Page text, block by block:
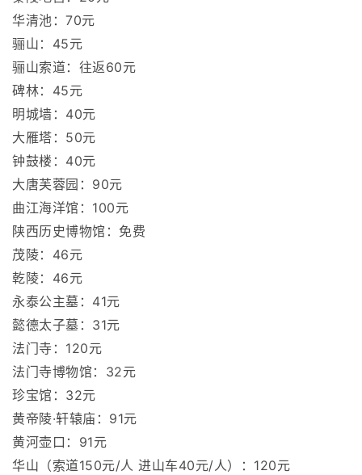
华清池：70元
骊山：45元
骊山索道：往返60元
碑林：45元
明城墙：40元
大雁塔：50元
钟鼓楼：40元
大唐芙蓉园：90元
曲江海洋馆：100元
陕西历史博物馆：免费
茂陵：46元
乾陵：46元
永泰公主墓：41元
懿德太子墓：31元
法门寺：120元
法门寺博物馆：32元
珍宝馆：32元
黄帝陵·轩辕庙：91元
黄河壶口：91元
华山（索道150元/人 进山车40元/人）：120元